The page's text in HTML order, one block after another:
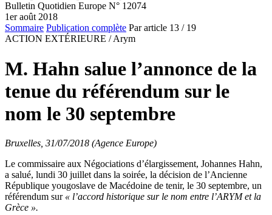
Bulletin Quotidien Europe N° 12074
1er août 2018
Sommaire Publication complète Par article 13 / 19
ACTION EXTÉRIEURE / Arym
M. Hahn salue l’annonce de la
tenue du référendum sur le
nom le 30 septembre
Bruxelles, 31/07/2018 (Agence Europe)
Le commissaire aux Négociations d’élargissement, Johannes Hahn,
a salué, lundi 30 juillet dans la soirée, la décision de l’Ancienne
République yougoslave de Macédoine de tenir, le 30 septembre, un
référendum sur« l’accord historique sur le nom entre l’ARYM et la
Grèce ».